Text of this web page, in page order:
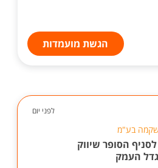
הגשת מועמדות
לפני יום
השקמה בע"מ
הסופר שיווק
העמק